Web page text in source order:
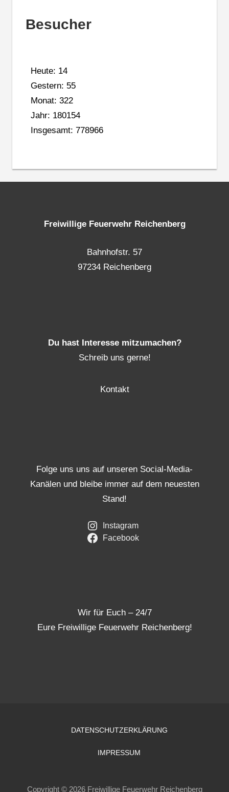
Besucher
Heute: 14
Gestern: 55
Monat: 322
Jahr: 180154
Insgesamt: 778966
Freiwillige Feuerwehr Reichenberg
Bahnhofstr. 57
97234 Reichenberg
Du hast Interesse mitzumachen?
Schreib uns gerne!
Kontakt
Folge uns uns auf unseren Social-Media-
Kanälen und bleibe immer auf dem neuesten
Stand!
Instagram
Facebook
Wir für Euch – 24/7
Eure Freiwillige Feuerwehr Reichenberg!
DATENSCHUTZERKLÄRUNG
IMPRESSUM
Copyright © 2026 Freiwillige Feuerwehr Reichenberg